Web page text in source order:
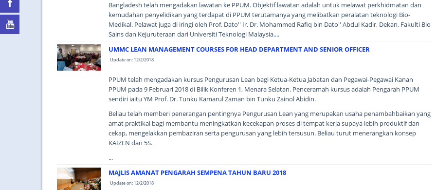
Bangladesh telah mengadakan lawatan ke PPUM. Objektif lawatan adalah untuk melawat perkhidmatan dan
kemudahan penyelidikan yang terdapat di PPUM terutamanya yang melibatkan peralatan teknologi Bio-
Medikal. Pelawat juga di iringi oleh Prof. Dato'' Ir. Dr. Mohammed Rafiq bin Dato'' Abdul Kadir, Dekan, Fakulti Bio
Sains dan Kejuruteraan dari Universiti Teknologi Malaysia....
UMMC LEAN MANAGEMENT COURSES FOR HEAD DEPARTMENT AND SENIOR OFFICER
Update on: 12/2/2018
PPUM telah mengadakan kursus Pengurusan Lean bagi Ketua-Ketua Jabatan dan Pegawai-Pegawai Kanan
PPUM pada 9 Februari 2018 di Bilik Konferen 1, Menara Selatan. Penceramah kursus adalah Pengarah PPUM
sendiri iaitu YM Prof. Dr. Tunku Kamarul Zaman bin Tunku Zainol Abidin.
Beliau telah memberi penerangan pentingnya Pengurusan Lean yang merupakan usaha penambahbaikan yang
amat praktikal bagi membantu meningkatkan kecekapan proses di tempat kerja supaya lebih produktif dan
cekap, mengelakkan pembaziran serta pengurusan yang lebih tersusun. Beliau turut menerangkan konsep
KAIZEN dan 5S.
...
MAJLIS AMANAT PENGARAH SEMPENA TAHUN BARU 2018
Update on: 12/2/2018